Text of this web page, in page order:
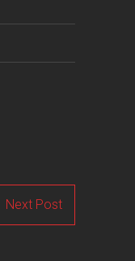
Next Post